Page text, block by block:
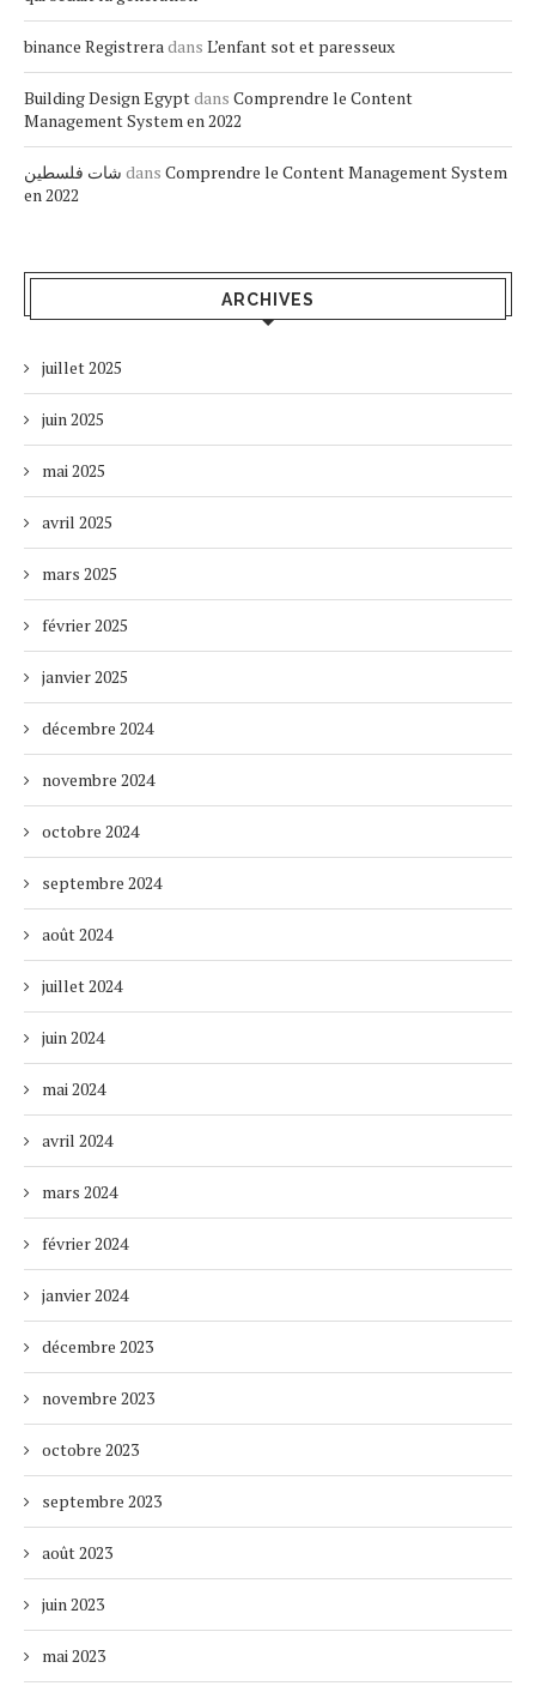
binance Registrera dans L’enfant sot et paresseux
Building Design Egyptdans Comprendre le Content
Management System en 2022
شات فلسطين dans Comprendre le Content Management System
en 2022
ARCHIVES
juillet 2025
juin 2025
mai 2025
avril 2025
mars 2025
février 2025
janvier 2025
décembre 2024
novembre 2024
octobre 2024
septembre 2024
août 2024
juillet 2024
juin 2024
mai 2024
avril 2024
mars 2024
février 2024
janvier 2024
décembre 2023
novembre 2023
octobre 2023
septembre 2023
août 2023
juin 2023
mai 2023